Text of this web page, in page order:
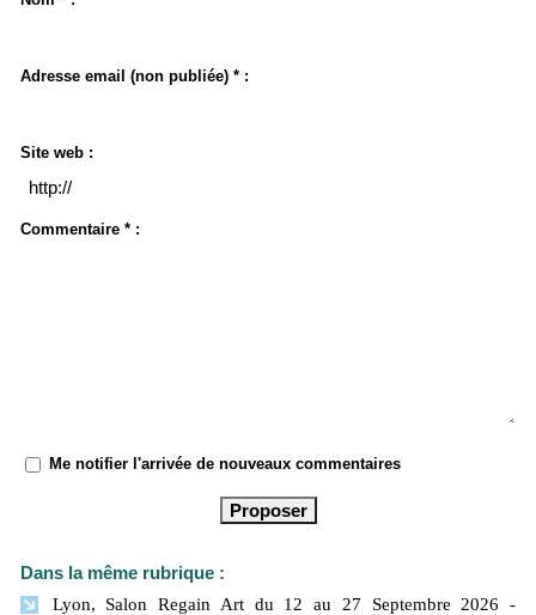
Adresse email (non publiée) * :
Site web :
Commentaire * :
Me notifier l'arrivée de nouveaux commentaires
Dans la même rubrique :
Lyon, Salon Regain Art du 12 au 27 Septembre 2026
-